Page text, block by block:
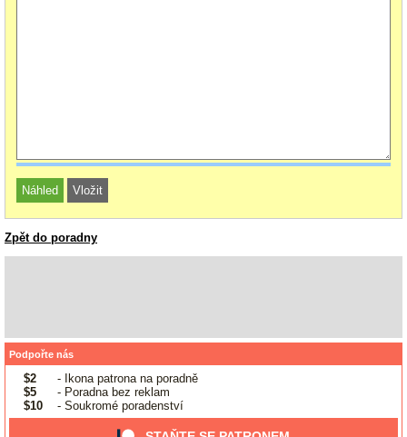
Zpět do poradny
Podpořte nás
$2
- Ikona patrona na poradně
$5
- Poradna bez reklam
$10
- Soukromé poradenství